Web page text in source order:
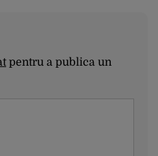
pentru a publica un